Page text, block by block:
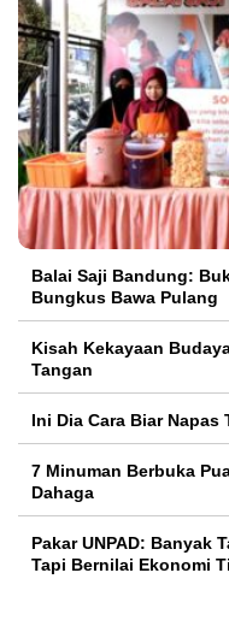
Balai Saji Bandung:
Bungkus Bawa Pulang
Kisah Kekayaan
Tangan
Ini Dia Cara Biar Napas
7 Minuman Berbuka
Dahaga
Pakar UNPAD: Banyak
Tapi Bernilai Ekonomi